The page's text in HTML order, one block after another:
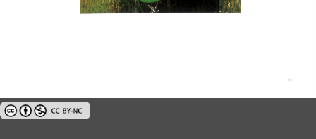
創用CC姓名標示-非商業性 3.0 台灣及其後版本(CC BY-NC 3.0 TW +)